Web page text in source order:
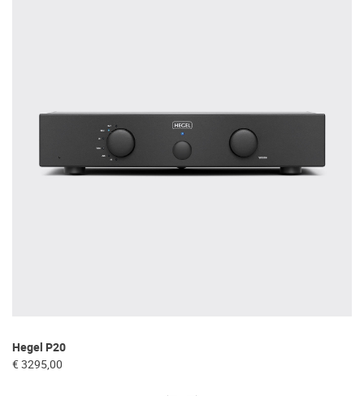
Hegel P20
€ 3295,00